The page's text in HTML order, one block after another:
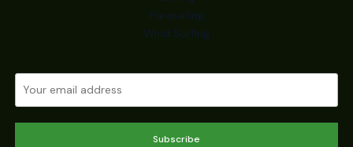
Parasailing
Wind Surfing
Subscribe